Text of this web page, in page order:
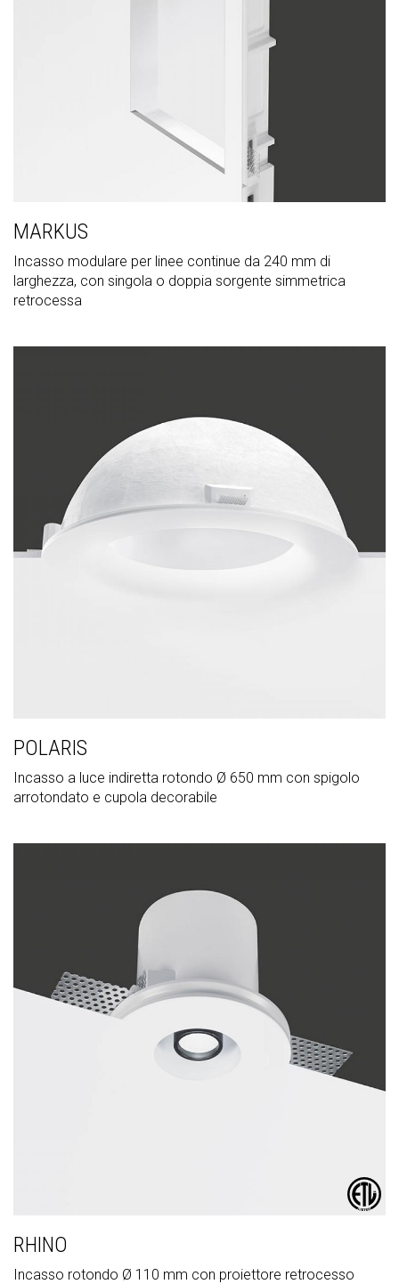
MARKUS
Incasso modulare per linee continue da 240 mm di
larghezza, con singola o doppia sorgente simmetrica
retrocessa
POLARIS
Incasso a luce indiretta rotondo Ø 650 mm con spigolo
arrotondato e cupola decorabile
RHINO
Incasso rotondo Ø 110 mm con proiettore retrocesso